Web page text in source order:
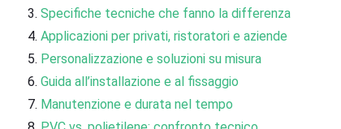
Specifiche tecniche che fanno la differenza
Applicazioni per privati, ristoratori e aziende
Personalizzazione e soluzioni su misura
Guida all’installazione e al fissaggio
Manutenzione e durata nel tempo